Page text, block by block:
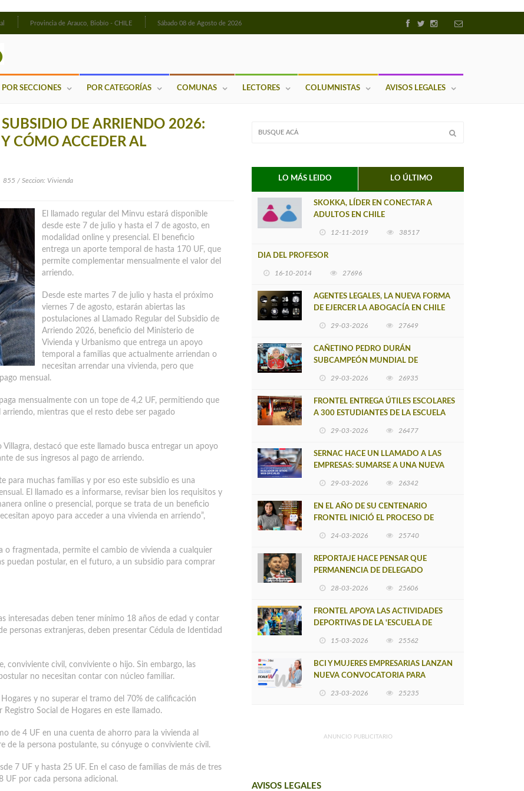
Provincia de Arauco, Biobío - CHILE Sábado 08 de Agosto de 2026
POR SECCIONES POR CATEGORÍAS COMUNAS LECTORES COLUMNISTAS AVISOS LEGALES
DE ARRIENDO 2026:
CÓMO ACCEDER AL
855 / Seccion: Vivienda
El llamado regular del Minvu estará disponible
desde este 7 de julio y hasta el 7 de agosto, en
modalidad online y presencial. El beneficio
entrega un aporte temporal de hasta 170 UF, que
permite complementar mensualmente el valor del
arriendo.
Desde este martes 7 de julio y hasta el próximo
viernes 7 de agosto, estarán abiertas las
postulaciones al Llamado Regular del Subsidio de
Arriendo 2026, beneficio del Ministerio de
Vivienda y Urbanismo que entrega un apoyo
temporal a familias que actualmente arriendan o
necesitan arrendar una vivienda, pero que
mensual.
mensualmente con un tope de 4,2 UF, permitiendo que
mientras que el resto debe ser pagado
destacó que este llamado busca entregar un apoyo
de sus ingresos al pago de arriendo.
para muchas familias y por eso este subsidio es una
El llamado es a informarse, revisar bien los requisitos y
online o presencial, porque se trata de un beneficio
apoyo para acceder a una vivienda en arriendo”,
fragmentada, permite el cambio de vivienda a cualquier
puedan postular, en el futuro, a un subsidio para comprar
interesadas deben tener mínimo 18 años de edad y contar
personas extranjeras, deben presentar Cédula de Identidad
conviviente civil, conviviente o hijo. Sin embargo, las
no necesitan contar con núcleo familiar.
y no superar el tramo del 70% de calificación
Social de Hogares en este llamado.
de 4 UF en una cuenta de ahorro para la vivienda al
de la persona postulante, su cónyuge o conviviente civil.
7 UF y hasta 25 UF. En el caso de familias de más de tres
UF por cada persona adicional.
LO MÁS LEIDO LO ÚLTIMO
SKOKKA, LÍDER EN CONECTAR A
ADULTOS EN CHILE
12-11-2019 38517
DIA DEL PROFESOR
16-10-2014 27696
AGENTES LEGALES, LA NUEVA FORMA
DE EJERCER LA ABOGACÍA EN CHILE
29-03-2026 27649
CAÑETINO PEDRO DURÁN
SUBCAMPEÓN MUNDIAL DE
29-03-2026 26935
FRONTEL ENTREGA ÚTILES ESCOLARES
A 300 ESTUDIANTES DE LA ESCUELA
29-03-2026 26477
SERNAC HACE UN LLAMADO A LAS
EMPRESAS: SUMARSE A UNA NUEVA
29-03-2026 26342
EN EL AÑO DE SU CENTENARIO
FRONTEL INICIÓ EL PROCESO DE
24-03-2026 25740
REPORTAJE HACE PENSAR QUE
PERMANENCIA DE DELEGADO
28-03-2026 25606
FRONTEL APOYA LAS ACTIVIDADES
DEPORTIVAS DE LA 'ESCUELA DE
15-03-2026 25562
BCI Y MUJERES EMPRESARIAS LANZAN
NUEVA CONVOCATORIA PARA
23-03-2026 25235
ANUNCIO PUBLICITARIO
AVISOS LEGALES